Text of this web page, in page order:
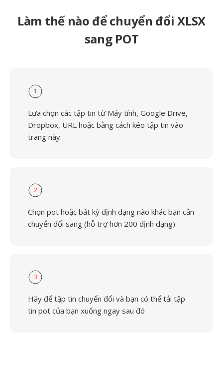
Làm thế nào để chuyển đổi XLSX
sang POT
1
Lựa chọn các tập tin từ Máy tính, Google Drive,
Dropbox, URL hoặc bằng cách kéo tập tin vào
trang này.
2
Chọn pot hoặc bất kỳ định dạng nào khác bạn cần
chuyển đổi sang (hỗ trợ hơn 200 định dạng)
3
Hãy để tập tin chuyển đổi và bạn có thể tải tập
tin pot của bạn xuống ngay sau đó